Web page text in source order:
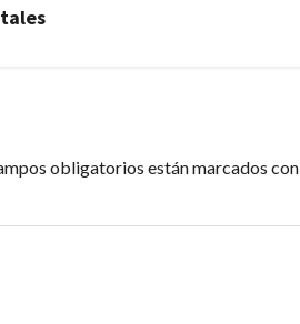
obligatorios están marcados con